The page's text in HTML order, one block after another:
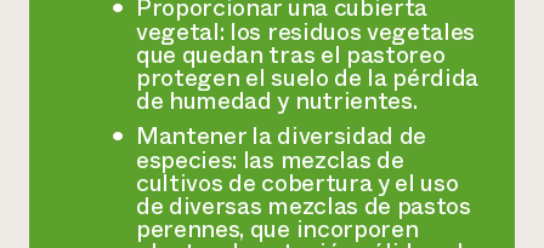
Proporcionar una cubierta
vegetal: los residuos vegetales
que quedan tras el pastoreo
protegen el suelo de la pérdida
de humedad y nutrientes.
Mantener la diversidad de
especies: las mezclas de
cultivos de cobertura y el uso
de diversas mezclas de pastos
perennes, que incorporen